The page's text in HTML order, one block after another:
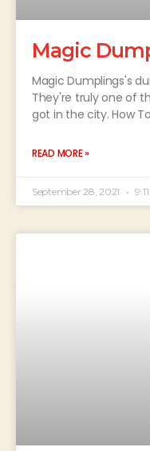
Magic
Magic Dumplings's
They're truly one of
got in the city. How
READ MORE »
September 28, 2021